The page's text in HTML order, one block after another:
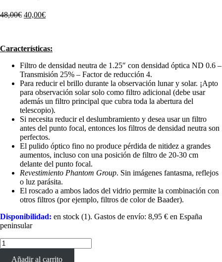
48,00€ 40,00€
Características:
Filtro de densidad neutra de 1.25″ con densidad óptica ND 0.6 –
Transmisión 25% – Factor de reducción 4.
Para reducir el brillo durante la observación lunar y solar. ¡Apto
para observación solar solo como filtro adicional (debe usar
además un filtro principal que cubra toda la abertura del
telescopio).
Si necesita reducir el deslumbramiento y desea usar un filtro
antes del punto focal, entonces los filtros de densidad neutra son
perfectos.
El pulido óptico fino no produce pérdida de nitidez a grandes
aumentos, incluso con una posición de filtro de 20-30 cm
delante del punto focal.
Revestimiento Phantom Group. Sin imágenes fantasma, reflejos
o luz parásita.
El roscado a ambos lados del vidrio permite la combinación con
otros filtros (por ejemplo, filtros de color de Baader).
Disponibilidad: en stock (1). Gastos de envío: 8,95 € en España
peninsular
Filtro
Densidad
NeutraAñadir al carrito